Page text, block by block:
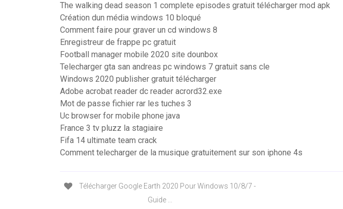
The walking dead season 1 complete episodes gratuit télécharger mod apk
Création dun média windows 10 bloqué
Comment faire pour graver un cd windows 8
Enregistreur de frappe pc gratuit
Football manager mobile 2020 site dounbox
Telecharger gta san andreas pc windows 7 gratuit sans cle
Windows 2020 publisher gratuit télécharger
Adobe acrobat reader dc reader acrord32.exe
Mot de passe fichier rar les tuches 3
Uc browser for mobile phone java
France 3 tv pluzz la stagiaire
Fifa 14 ultimate team crack
Comment telecharger de la musique gratuitement sur son iphone 4s
Télécharger Google Earth 2020 Pour Windows 10/8/7 -
Guide ...